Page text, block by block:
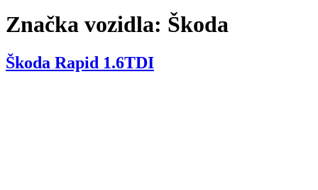
Značka vozidla: Škoda
Škoda Rapid 1.6TDI